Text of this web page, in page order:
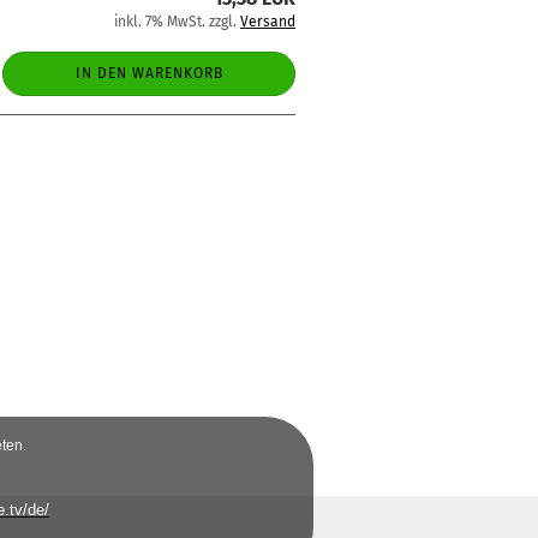
inkl. 7% MwSt. zzgl. Versand
IN DEN WARENKORB
de/